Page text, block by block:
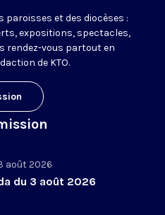
paroisses et des diocèses :
expositions, spectacles,
rendez-vous partout en
de KTO.
août 2026
du 3 août 2026